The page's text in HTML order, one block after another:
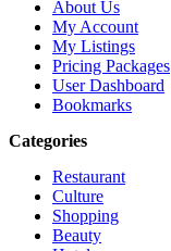
About Us
My Account
My Listings
Pricing Packages
User Dashboard
Bookmarks
Categories
Restaurant
Culture
Shopping
Beauty